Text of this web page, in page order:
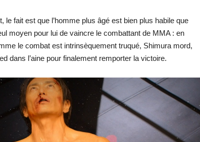
le fait est que l’homme plus âgé est bien plus habile que
moyen pour lui de vaincre le combattant de MMA : en
le combat est intrinsèquement truqué, Shimura mord,
dans l’aine pour finalement remporter la victoire.